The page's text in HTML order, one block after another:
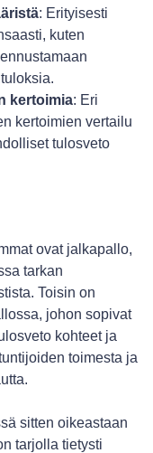
: Erityisesti
kuten
kertoimia: Eri
kertoimien vertailu
tulosveto
ovat jalkapallo,
tarkan
Toisin on
johon sopivat
kohteet ja
toimesta ja
sitten oikeastaan
tarjolla tietysti